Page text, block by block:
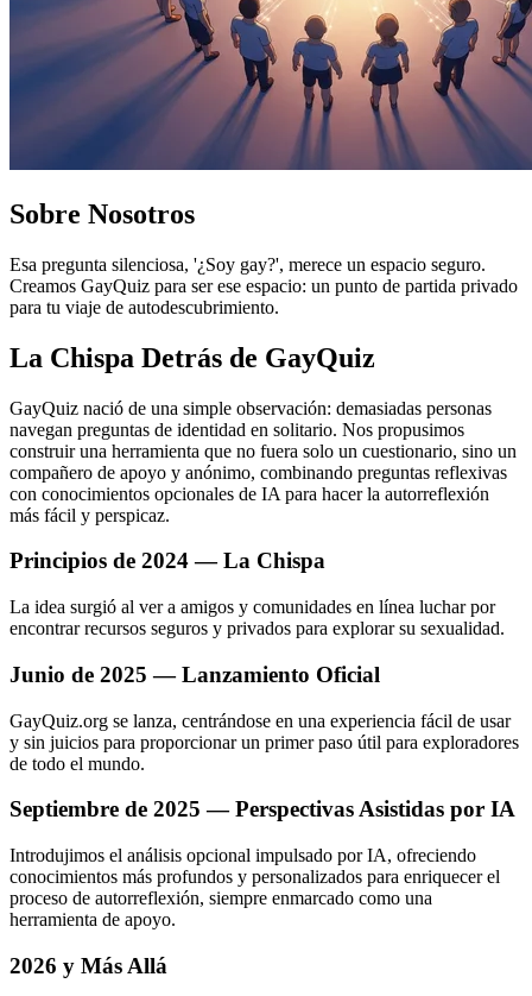
Sobre Nosotros
Esa pregunta silenciosa, '¿Soy gay?', merece un espacio seguro.
Creamos GayQuiz para ser ese espacio: un punto de partida privado
para tu viaje de autodescubrimiento.
La Chispa Detrás de GayQuiz
GayQuiz nació de una simple observación: demasiadas personas
navegan preguntas de identidad en solitario. Nos propusimos
construir una herramienta que no fuera solo un cuestionario, sino un
compañero de apoyo y anónimo, combinando preguntas reflexivas
con conocimientos opcionales de IA para hacer la autorreflexión
más fácil y perspicaz.
Principios de 2024 — La Chispa
La idea surgió al ver a amigos y comunidades en línea luchar por
encontrar recursos seguros y privados para explorar su sexualidad.
Junio de 2025 — Lanzamiento Oficial
GayQuiz.org se lanza, centrándose en una experiencia fácil de usar
y sin juicios para proporcionar un primer paso útil para exploradores
de todo el mundo.
Septiembre de 2025 — Perspectivas Asistidas por IA
Introdujimos el análisis opcional impulsado por IA, ofreciendo
conocimientos más profundos y personalizados para enriquecer el
proceso de autorreflexión, siempre enmarcado como una
herramienta de apoyo.
2026 y Más Allá